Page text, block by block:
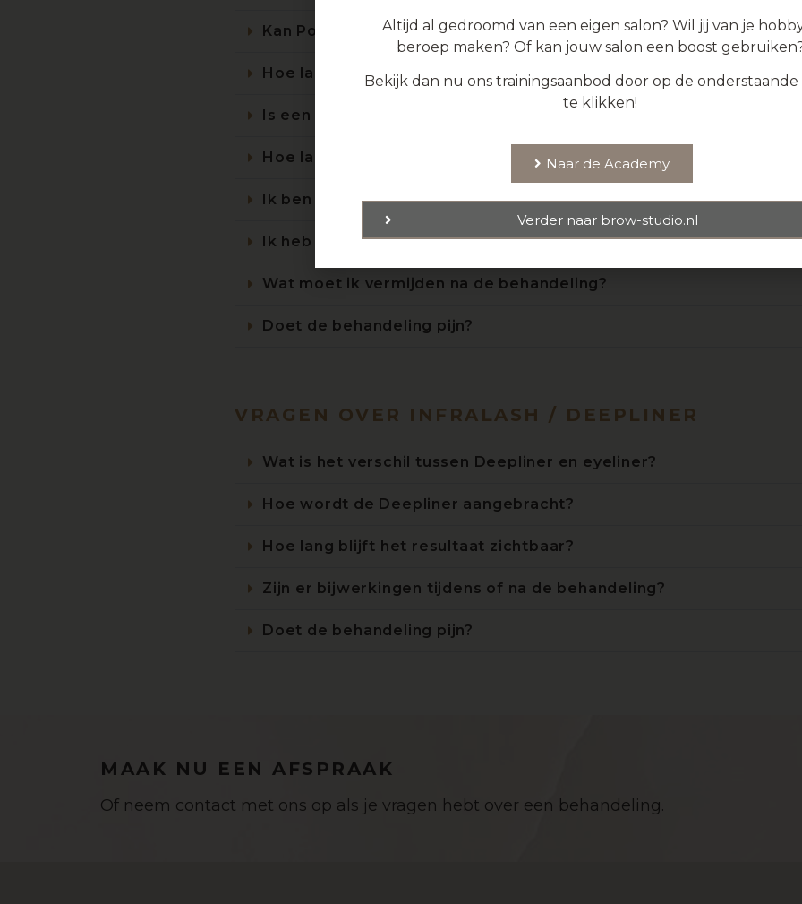
Kan Powder Brows op elke huid worden toegepast?
Hoe lang duurt de behandeling?
Is een nabehandeling altijd nodig?
Hoe lang blijft het mooi?
Ik ben zwanger, kan ik de behandeling ondergaan?
Ik heb botox/fillers, kan ik de behandeling ondergaan?
Wat moet ik vermijden na de behandeling?
Doet de behandeling pijn?
VRAGEN OVER INFRALASH / DEEPLINER
Wat is het verschil tussen Deepliner en eyeliner?
Hoe wordt de Deepliner aangebracht?
Hoe lang blijft het resultaat zichtbaar?
Zijn er bijwerkingen tijdens of na de behandeling?
Doet de behandeling pijn?
MAAK NU EEN AFSPRAAK
Of neem contact met ons op als je vragen hebt over een behandeling.
Altijd al gedroomd van een eigen salon? Wil jij van je
beroep maken? Of kan jouw salon een boost
Bekijk dan nu ons trainingsaanbod door op de
te klikken!
Naar de Academy
Verder naar brow-studio.nl